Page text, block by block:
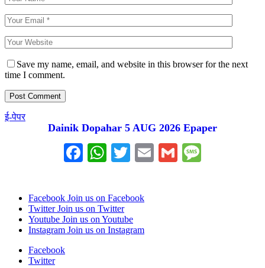
Save my name, email, and website in this browser for the next
time I comment.
ई-पेपर
Dainik Dopahar 5 AUG 2026 Epaper
Facebook
WhatsApp
Twitter
EmailGmail
Facebook Join us on Facebook
Twitter Join us on Twitter
Youtube Join us on Youtube
Instagram Join us on Instagram
Facebook
Twitter